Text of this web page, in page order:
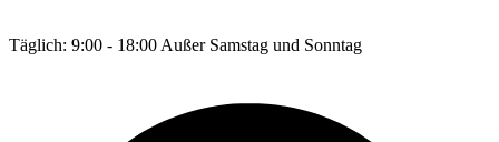
Täglich: 9:00 - 18:00 Außer Samstag und Sonntag